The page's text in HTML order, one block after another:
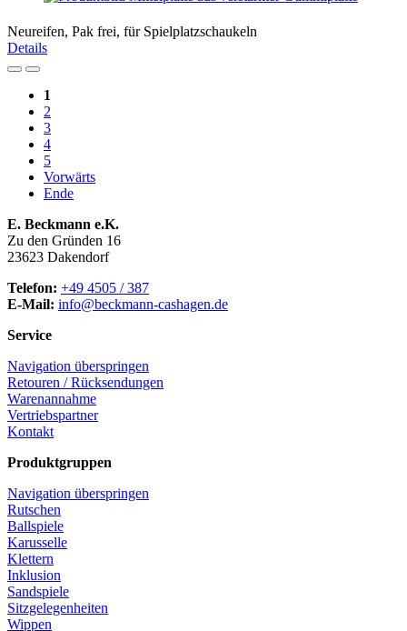
Neureifen, Pak frei, für Spielplatzschaukeln
Details
1
2
3
4
5
Vorwärts
Ende
E. Beckmann e.K.
Zu den Gründen 16
23623 Dakendorf
Telefon: +49 4505 / 387
E-Mail: info@beckmann-cashagen.de
Service
Navigation überspringen
Retouren / Rücksendungen
Warenannahme
Vertriebspartner
Kontakt
Produktgruppen
Navigation überspringen
Rutschen
Ballspiele
Karusselle
Klettern
Inklusion
Sandspiele
Sitzgelegenheiten
Wippen